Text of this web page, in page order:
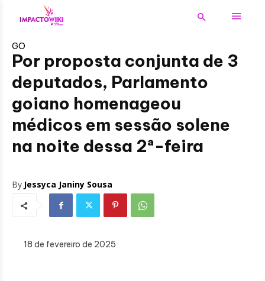
GO
Por proposta conjunta de 3
deputados, Parlamento
goiano homenageou
médicos em sessão solene
na noite dessa 2ª-feira
By Jessyca Janiny Sousa
18 de fevereiro de 2025